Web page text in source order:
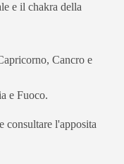
e il chakra della
Cancro e
e Fuoco.
consultare l'apposita